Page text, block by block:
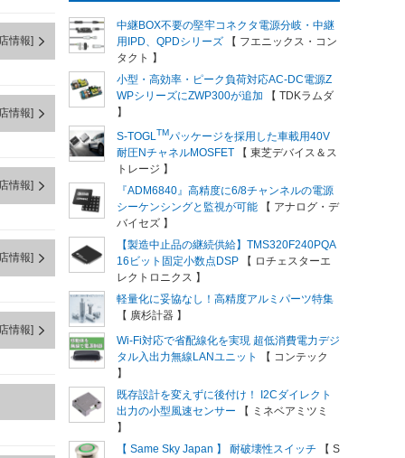
情報]
情報]
情報]
情報]
情報]
中継BOX不要の堅牢コネクタ電源分岐・中継
用IPD、QPDシリーズ
【 フエニックス・コン
タクト 】
小型・高効率・ピーク負荷対応AC-DC電源Z
WPシリーズにZWP300が追加
【 TDKラムダ
】
S-TOGLTMパッケージを採用した車載用40V
耐圧NチャネルMOSFET
【 東芝デバイス＆ス
トレージ 】
『ADM6840』高精度に6/8チャンネルの電源
シーケンシングと監視が可能
【 アナログ・デ
バイセズ 】
【製造中止品の継続供給】TMS320F240PQA
16ビット固定小数点DSP
【 ロチェスターエ
レクトロニクス 】
軽量化に妥協なし！高精度アルミパーツ特集
【 廣杉計器 】
Wi-Fi対応で省配線化を実現 超低消費電力デジ
タル入出力無線LANユニット
【 コンテック
】
既存設計を変えずに後付け！ I2Cダイレクト
出力の小型風速センサー
【 ミネベアミツミ
】
【 Same Sky Japan 】 耐破壊性スイッチ
【 S